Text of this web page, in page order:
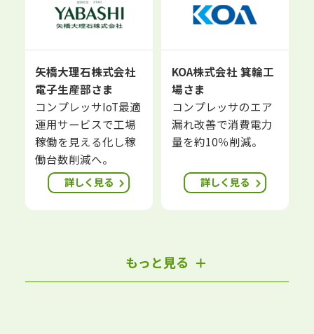
矢橋大理石株式会社
電子生産部さま
コンプレッサIoT最適
運用サービスで工場
稼働を見える化し稼
働台数削減へ。
詳しく見る
KOA株式会社 箕輪工
場さま
コンプレッサのエア
漏れ改善で消費電力
量を約10％削減。
詳しく見る
もっと見る